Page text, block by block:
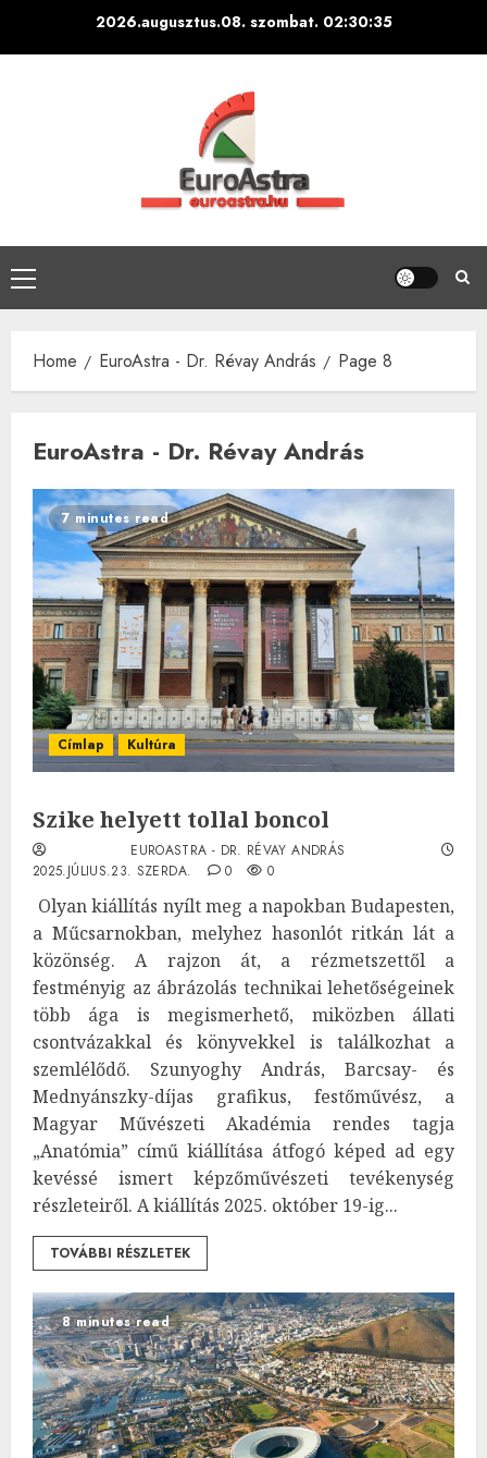
2026.augusztus.08. szombat. 02:30:36
Primary
Menu
Home EuroAstra - Dr. Révay András Page 8
EuroAstra - Dr. Révay András
7 minutes read
Címlap Kultúra
Szike helyett tollal boncol
EUROASTRA - DR. RÉVAY ANDRÁS
2025.JÚLIUS.23. SZERDA.
0 0
Olyan kiállítás nyílt meg a napokban Budapesten,
a Műcsarnokban, melyhez hasonlót ritkán lát a
közönség. A rajzon át, a rézmetszettől a
festményig az ábrázolás technikai lehetőségeinek
több ága is megismerhető, miközben állati
csontvázakkal és könyvekkel is találkozhat a
szemlélődő. Szunyoghy András, Barcsay- és
Mednyánszky-díjas grafikus, festőművész, a
Magyar Művészeti Akadémia rendes tagja
„Anatómia” című kiállítása átfogó képed ad egy
kevéssé ismert képzőművészeti tevékenység
részleteiről. A kiállítás 2025. október 19-ig...
TOVÁBBI RÉSZLETEK
8 minutes read